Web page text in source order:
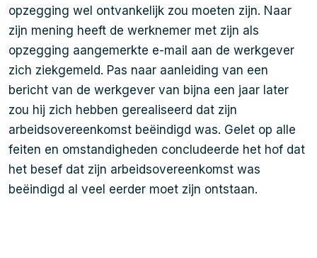
opzegging wel ontvankelijk zou moeten zijn. Naar
zijn mening heeft de werknemer met zijn als
opzegging aangemerkte e-mail aan de werkgever
zich ziekgemeld. Pas naar aanleiding van een
bericht van de werkgever van bijna een jaar later
zou hij zich hebben gerealiseerd dat zijn
arbeidsovereenkomst beëindigd was. Gelet op alle
feiten en omstandigheden concludeerde het hof dat
het besef dat zijn arbeidsovereenkomst was
beëindigd al veel eerder moet zijn ontstaan.